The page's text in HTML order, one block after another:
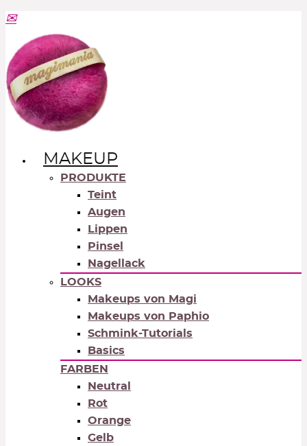
MAKEUP
PRODUKTE
Teint
Augen
Lippen
Pinsel
Nagellack
LOOKS
Makeups von Magi
Makeups von Paphio
Schmink-Tutorials
Basics
FARBEN
Neutral
Rot
Orange
Gelb